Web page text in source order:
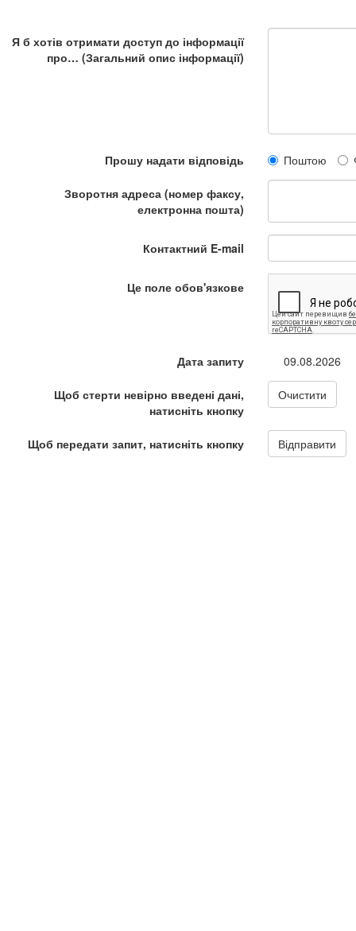
Я б хотів отримати доступ до інформації
про… (Загальний опис інформації)
Прошу надати відповідь Поштою
Зворотня адреса (номер факсу,
електронна пошта)
Контактний E-mail
Це поле обов'язкове
Дата запиту 09.08.2026
Щоб стерти невірно введені дані,
натисніть кнопку
Очистити
Щоб передати запит, натисніть кнопку Відправити